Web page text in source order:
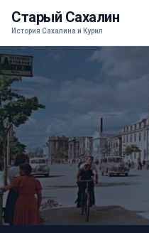
Старый Сахалин
История Сахалина и Курил